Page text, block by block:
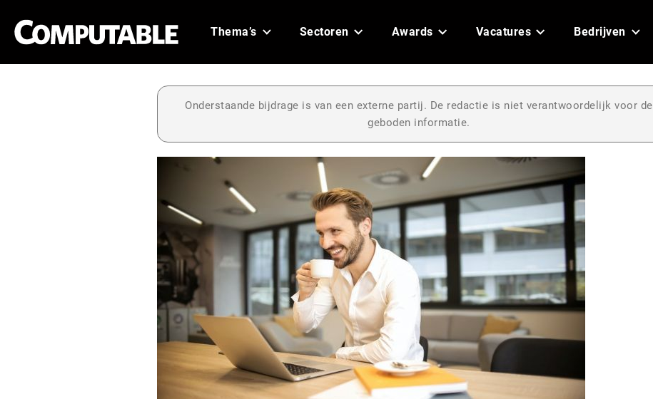
Thema’s Sectoren Awards Vacatures Bedrijven
Onderstaande bijdrage is van een externe partij. De redactie is niet verantwoordelijk voor de
geboden informatie.